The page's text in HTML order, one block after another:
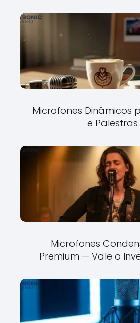
Microfones Dinâmicos
e Palestras
Microfones
Premium — Vale o